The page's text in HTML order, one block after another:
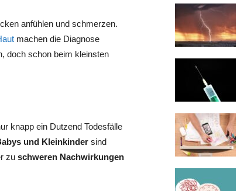
anfühlen und schmerzen.
machen die Diagnose
doch schon beim kleinsten
knapp ein Dutzend Todesfälle
und Kleinkinder sind
zu schweren Nachwirkungen